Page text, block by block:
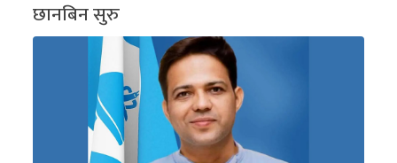
छानबिन सुरु